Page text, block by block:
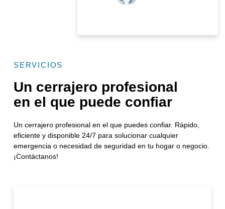
SERVICIOS
Un cerrajero profesional
en el que puede confiar
Un cerrajero profesional en el que puedes confiar. Rápido,
eficiente y disponible 24/7 para solucionar cualquier
emergencia o necesidad de seguridad en tu hogar o negocio.
¡Contáctanos!